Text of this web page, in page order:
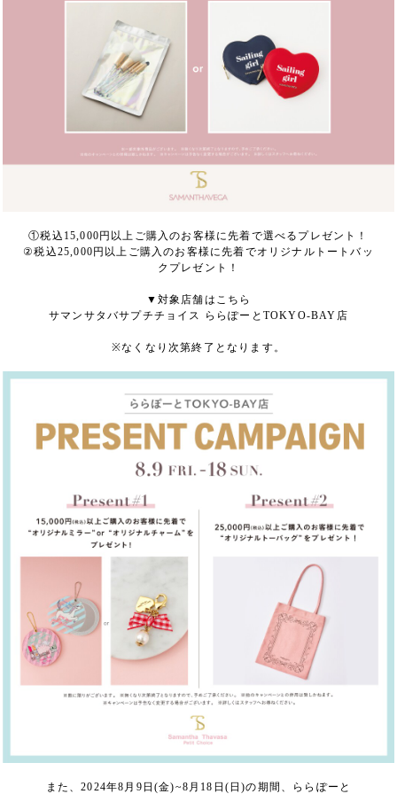
①税込15,000円以上ご購入のお客様に先着で選べるプレゼント！
②税込25,000円以上ご購入のお客様に先着でオリジナルトートバッ
クプレゼント！
▼対象店舗はこちら
サマンサタバサプチチョイス ららぽーとTOKYO-BAY店
※なくなり次第終了となります。
また、2024年8月9日(金)~8月18日(日)の期間、ららぽーと